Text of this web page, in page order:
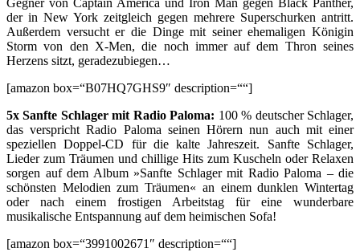
der in New York zeitgleich gegen mehrere Superschurken antritt.
Außerdem versucht er die Dinge mit seiner ehemaligen Königin
Storm von den X-Men, die noch immer auf dem Thron seines
Herzens sitzt, geradezubiegen…
[amazon box=“B07HQ7GHS9″ description=““]
5x Sanfte Schlager mit Radio Paloma: 100 % deutscher Schlager,
das verspricht Radio Paloma seinen Hörern nun auch mit einer
speziellen Doppel-CD für die kalte Jahreszeit. Sanfte Schlager,
Lieder zum Träumen und chillige Hits zum Kuscheln oder Relaxen
sorgen auf dem Album »Sanfte Schlager mit Radio Paloma – die
schönsten Melodien zum Träumen« an einem dunklen Wintertag
oder nach einem frostigen Arbeitstag für eine wunderbare
musikalische Entspannung auf dem heimischen Sofa!
[amazon box=“3991002671″ description=““]